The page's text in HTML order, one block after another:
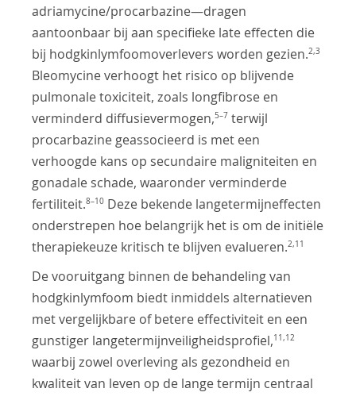
adriamycine/procarbazine—dragen
aantoonbaar bij aan specifieke late effecten die
bij hodgkinlymfoomoverlevers worden gezien.2,3
Bleomycine verhoogt het risico op blijvende
pulmonale toxiciteit, zoals longfibrose en
verminderd diffusievermogen,5–7 terwijl
procarbazine geassocieerd is met een
verhoogde kans op secundaire maligniteiten en
gonadale schade, waaronder verminderde
fertiliteit.8–10 Deze bekende langetermijneffecten
onderstrepen hoe belangrijk het is om de initiële
therapiekeuze kritisch te blijven evalueren.2,11
De vooruitgang binnen de behandeling van
hodgkinlymfoom biedt inmiddels alternatieven
met vergelijkbare of betere effectiviteit en een
gunstiger langetermijnveiligheidsprofiel,11,12
waarbij zowel overleving als gezondheid en
kwaliteit van leven op de lange termijn centraal